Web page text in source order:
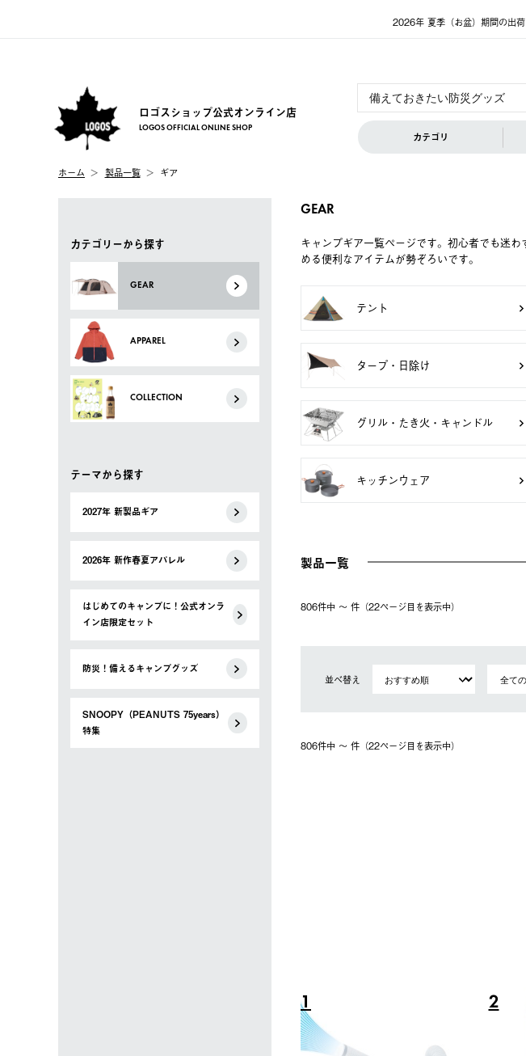
2026年 夏季（お盆）期間の出
ロゴスショップ公式オンライン店
LOGOS OFFICIAL ONLINE SHOP
カテゴリ
ホーム 製品一覧 ギア
カテゴリーから探す
GEAR
APPAREL
COLLECTION
テーマから探す
2027年 新製品ギア
2026年 新作春夏アパレル
はじめてのキャンプに！公式オンラ
イン店限定セット
防災！備えるキャンプグッズ
SNOOPY（PEANUTS 75years）
特集
GEAR
キャンプギア一覧ページです。初心者でも迷
める便利なアイテムが勢ぞろいです。
テント
タープ・日除け
グリル・たき火・キャンドル
キッチンウェア
製品一覧
806件中 〜 件（22ページ⽬を表⽰中）
並べ替え
806件中 〜 件（22ページ⽬を表⽰中）
5 6